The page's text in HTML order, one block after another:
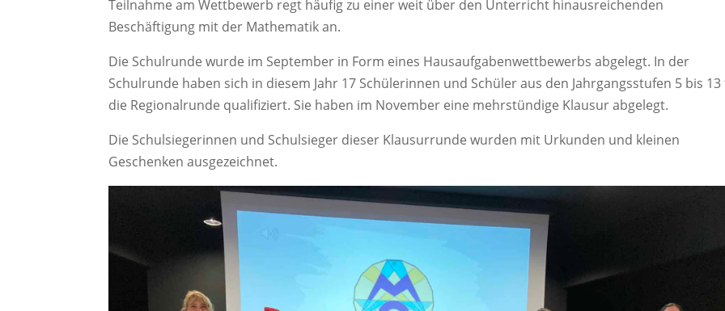
Teilnahme am Wettbewerb regt häufig zu einer weit über den Unterricht hinausreichenden
Beschäftigung mit der Mathematik an.
Die Schulrunde wurde im September in Form eines Hausaufgabenwettbewerbs abgelegt. In der
Schulrunde haben sich in diesem Jahr 17 Schülerinnen und Schüler aus den Jahrgangsstufen 5 bis
die Regionalrunde qualifiziert. Sie haben im November eine mehrstündige Klausur abgelegt.
Die Schulsiegerinnen und Schulsieger dieser Klausurrunde wurden mit Urkunden und kleinen
Geschenken ausgezeichnet.